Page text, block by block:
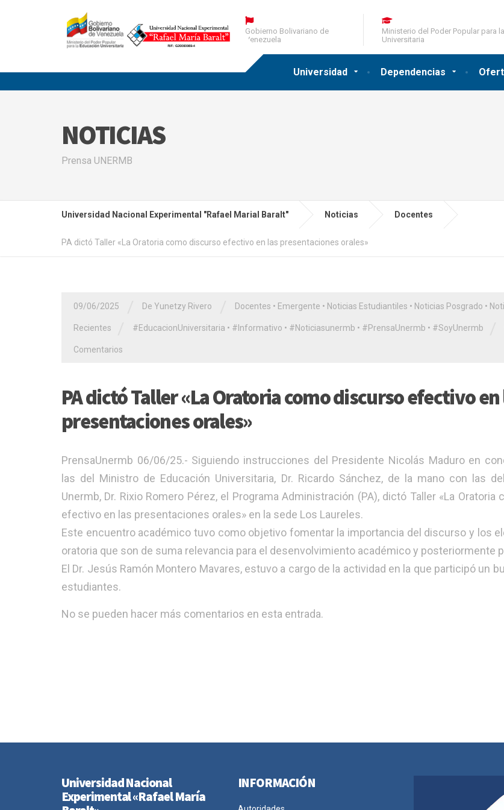
Universidad Dependencias
Gobierno Bolivariano de
Venezuela
Ministerio del Poder Popular para
Universitaria
NOTICIAS
Prensa UNERMB
Universidad Nacional Experimental "Rafael Marial Baralt" Noticias Docentes
PA dictó Taller «La Oratoria como discurso efectivo en las presentaciones orales»
09/06/2025 De Yunetzy Rivero Docentes • Emergente • Noticias Estudiantiles • Noticias Posgrado •
Recientes #EducacionUniversitaria • #Informativo • #Noticiasunermb • #PrensaUnermb • #SoyUnermb
Comentarios
PA dictó Taller «La Oratoria como discurso efectivo en
presentaciones orales»
PrensaUnermb 06/06/25.- Siguiendo instrucciones del Presidente Nicolás Maduro en
las del Ministro de Educación Universitaria, Dr. Ricardo Sánchez, de la mano con las
Unermb, Dr. Rixio Romero Pérez, el Programa Administración (PA), dictó Taller «La Oratoria
efectivo en las presentaciones orales» en la sede Los Laureles.
Este encuentro académico tuvo como objetivo fomentar la importancia del discurso y los
oratoria que son de suma relevancia para el desenvolvimiento académico y posteriormente
El Dr. Jesús Ramón Montero Mavares, estuvo a cargo de la actividad en la que participó un
estudiantes.
No se pueden hacer más comentarios en esta entrada.
Universidad Nacional
Experimental «Rafael María
INFORMACIÓN